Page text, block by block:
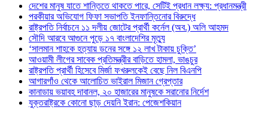
দেশের মানুষ যাতে শান্তিতে থাকতে পারে, সেটিই প্রধান লক্ষ্য: প্রধানমন্ত্রী
পরকীয়ার অভিযোগ ফিফা সভাপতি ইনফান্তিনোর বিরুদ্ধে
রাষ্ট্রপতি নির্বাচনে ১১ দলীয় জোটের প্রার্থী কর্নেল (অব.) অলি আহমদ
সৌদি আরবে আগুনে পুড়ে ১৭ বাংলাদেশির মৃত্যু
‘সালমান শাহকে হত্যায় ডনের সঙ্গে ১২ লাখ টাকায় চুক্তি’
আওয়ামী লীগের সাবেক প্রতিমন্ত্রীর বাড়িতে হামলা, ভাঙচুর
রাষ্ট্রপতি প্রার্থী হিসেবে মির্জা ফখরুলকেই বেছে নিল বিএনপি
আগারগাঁও থেকে আলোচিত ভাইরাল মিজান গ্রেপ্তার
কানাডায় ভয়াবহ দাবানল, ২০ হাজারের মানুষকে সরানোর নির্দেশ
যুক্তরাষ্ট্রকে কোনো ছাড় দেয়নি ইরান: পেজেশকিয়ান